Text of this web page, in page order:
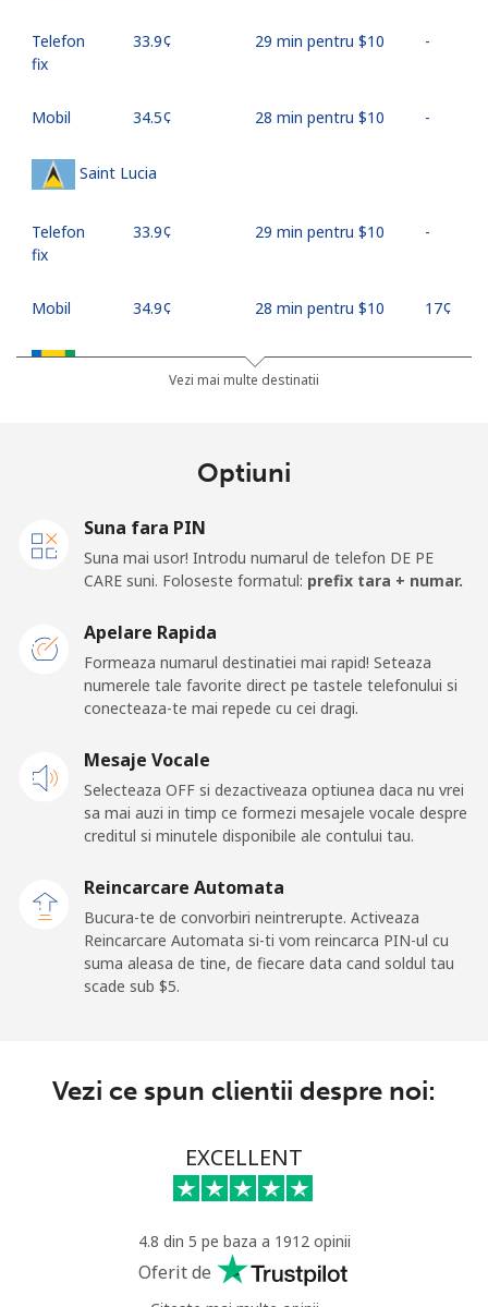
Telefon
fix
⁦33.9¢⁩ 29 min pentru ⁦$10⁩ -
Mobil ⁦34.5¢⁩ 28 min pentru ⁦$10⁩ -
Saint Lucia
Telefon
fix
⁦33.9¢⁩ 29 min pentru ⁦$10⁩ -
Mobil ⁦34.9¢⁩ 28 min pentru ⁦$10⁩ ⁦17¢⁩
Saint Vincent And The Grenadines
Samoa
fix
⁦133.9¢⁩ 7 min pentru ⁦$10⁩ ⁦25¢⁩
⁦24.5¢⁩ 40 min pentru ⁦$10⁩ -
⁦23.5¢⁩ 42 min pentru ⁦$10⁩
Sao Tome And Principe
⁦214.9¢⁩
43 min pentru ⁦$10⁩
Vezi mai multe destinatii
Optiuni
Suna fara PIN
Suna mai usor! Introdu numarul de telefon DE PE
CARE suni. Foloseste formatul: prefix tara + numar.
Apelare Rapida
Formeaza numarul destinatiei mai rapid! Seteaza
numerele tale favorite direct pe tastele telefonului si
conecteaza-te mai repede cu cei dragi.
Mesaje Vocale
Selecteaza OFF si dezactiveaza optiunea daca nu vrei
sa mai auzi in timp ce formezi mesajele vocale despre
creditul si minutele disponibile ale contului tau.
Reincarcare Automata
Bucura-te de convorbiri neintrerupte. Activeaza
Reincarcare Automata si-ti vom reincarca PIN-ul cu
suma aleasa de tine, de fiecare data cand soldul tau
scade sub ⁦$5⁩.
Vezi ce spun clientii despre noi:
EXCELLENT
4.8 din 5 pe baza a 1912 opinii
Oferit de